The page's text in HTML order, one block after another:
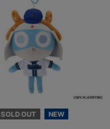
SOLD OUT NEW